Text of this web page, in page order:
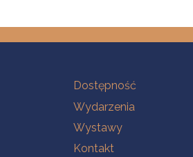
Na skróty
Dostępność
Wydarzenia
Wystawy
Kontakt